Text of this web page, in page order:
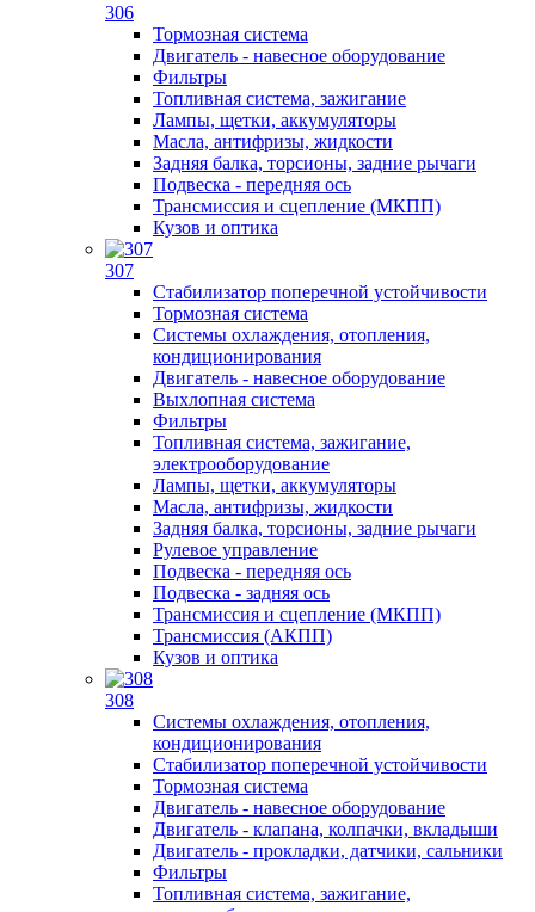
306
Тормозная система
Двигатель - навесное оборудование
Фильтры
Топливная система, зажигание
Лампы, щетки, аккумуляторы
Масла, антифризы, жидкости
Задняя балка, торсионы, задние рычаги
Подвеска - передняя ось
Трансмиссия и сцепление (МКПП)
Кузов и оптика
307
Стабилизатор поперечной устойчивости
Тормозная система
Системы охлаждения, отопления,
кондиционирования
Двигатель - навесное оборудование
Выхлопная система
Фильтры
Топливная система, зажигание,
электрооборудование
Лампы, щетки, аккумуляторы
Масла, антифризы, жидкости
Задняя балка, торсионы, задние рычаги
Рулевое управление
Подвеска - передняя ось
Подвеска - задняя ось
Трансмиссия и сцепление (МКПП)
Трансмиссия (АКПП)
Кузов и оптика
308
Системы охлаждения, отопления,
кондиционирования
Стабилизатор поперечной устойчивости
Тормозная система
Двигатель - навесное оборудование
Двигатель - клапана, колпачки, вкладыши
Двигатель - прокладки, датчики, сальники
Фильтры
Топливная система, зажигание,